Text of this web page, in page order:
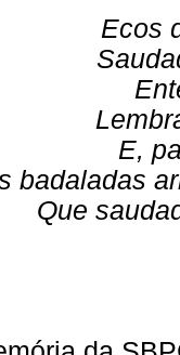
Ecos
E,
badaladas
Que